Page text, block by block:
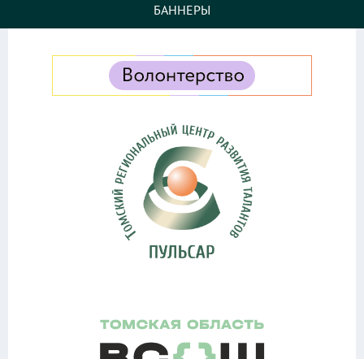
БАННЕРЫ